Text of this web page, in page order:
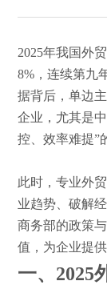
2025年我国外
8%，连续第九
据背后，单边
企业，尤其是
控、效率难提”
此时，专业外
业趋势、破解
商务部的政策
值，为企业提
一、 2025